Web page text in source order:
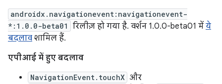
androidx.navigationevent:navigationevent-
*:1.0.0-beta01
रिलीज़ हो गया है. वर्शन 1.0.0-beta01 में ये
बदलाव शामिल हैं.
एपीआई में हुए बदलाव
NavigationEvent.touchX और